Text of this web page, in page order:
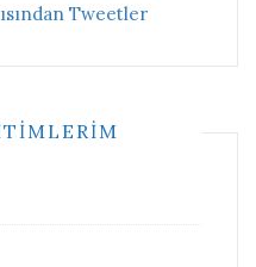
Tweetler